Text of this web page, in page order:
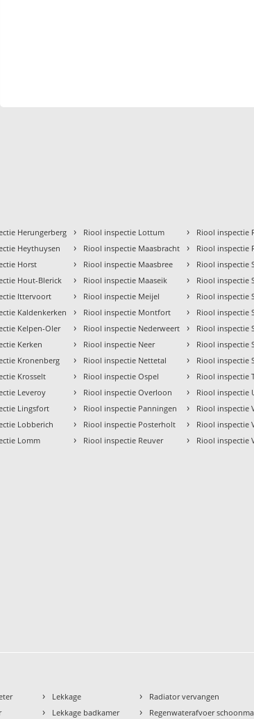
Herungerberg
Heythuysen
Horst
Hout-Blerick
Ittervoort
Kaldenkerken
Kelpen-Oler
Kerken
Kronenberg
Krosselt
Leveroy
Lingsfort
Lobberich
Lomm
› Riool inspectie Lottum
› Riool inspectie Maasbracht
› Riool inspectie Maasbree
› Riool inspectie Maaseik
› Riool inspectie Meijel
› Riool inspectie Montfort
› Riool inspectie Nederweert
› Riool inspectie Neer
› Riool inspectie Nettetal
› Riool inspectie Ospel
› Riool inspectie Overloon
› Riool inspectie Panningen
› Riool inspectie Posterholt
› Riool inspectie Reuver
› Riool inspectie
› Riool inspectie
› Riool inspectie
› Riool inspectie
› Riool inspectie
› Riool inspectie
› Riool inspectie
› Riool inspectie
› Riool inspectie
› Riool inspectie
› Riool inspectie
› Riool inspectie
› Riool inspectie
› Riool inspectie
› Lekkage
› Lekkage badkamer
› Radiator vervangen
› Regenwaterafvoer